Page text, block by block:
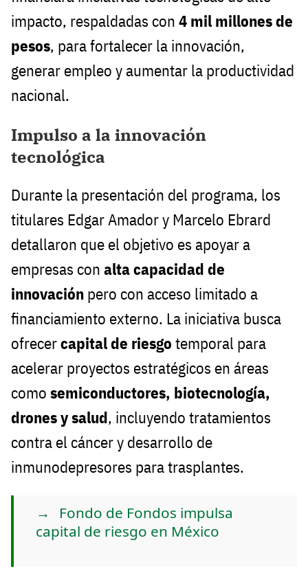
impacto, respaldadas con 4 mil millones de
pesos, para fortalecer la innovación,
generar empleo y aumentar la productividad
nacional.
Impulso a la innovación
tecnológica
Durante la presentación del programa, los
titulares Edgar Amador y Marcelo Ebrard
detallaron que el objetivo es apoyar a
empresas con alta capacidad de
innovación pero con acceso limitado a
financiamiento externo. La iniciativa busca
ofrecercapital de riesgo temporal para
acelerar proyectos estratégicos en áreas
como semiconductores, biotecnología,
drones y salud, incluyendo tratamientos
contra el cáncer y desarrollo de
inmunodepresores para trasplantes.
Fondo de Fondos impulsa
capital de riesgo en México